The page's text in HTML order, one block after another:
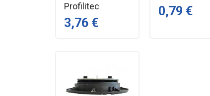
Profilitec
3,76 €
0,79 €